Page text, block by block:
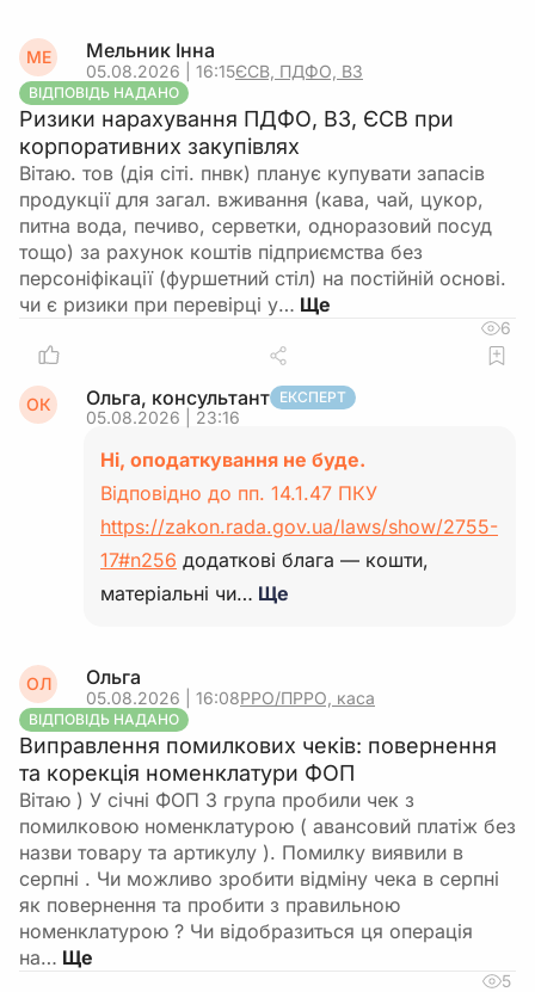
МЕ Мельник Інна
05.08.2026 | 16:15ЄСВ, ПДФО, ВЗ
ВІДПОВІДЬ НАДАНО
Ризики нарахування ПДФО, ВЗ, ЄСВ при
корпоративних закупівлях
Вітаю. тов (дія сіті. пнвк) планує купувати запасів
продукції для загал. вживання (кава, чай, цукор,
питна вода, печиво, серветки, одноразовий посуд
тощо) за рахунок коштів підприємства без
персоніфікації (фуршетний стіл) на постійній основі.
чи є ризики при перевірці у…
6
ОК Ольга, консультант ЕКСПЕРТ
05.08.2026 | 23:16
Ні, оподаткування не буде.
Відповідно до пп. 14.1.47 ПКУ
https://zakon.rada.gov.ua/laws/show/2755-
17#n256 додаткові блага — кошти,
матеріальні чи… Ще
ОЛ Ольга
05.08.2026 | 16:08РРО/ПРРО, каса
ВІДПОВІДЬ НАДАНО
Виправлення помилкових чеків: повернення
та корекція номенклатури ФОП
Вітаю ) У січні ФОП 3 група пробили чек з
помилковою номенклатурою ( авансовий платіж без
назви товару та артикулу ). Помилку виявили в
серпні . Чи можливо зробити відміну чека в серпні
як повернення та пробити з правильною
номенклатурою ? Чи відобразиться ця операція
на…
5